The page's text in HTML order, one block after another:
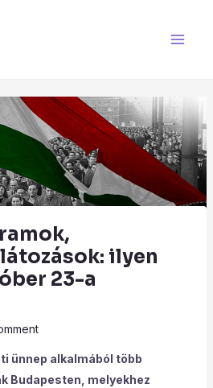
ilyen
23-a
ünnep alkalmából több
Budapesten, melyekhez